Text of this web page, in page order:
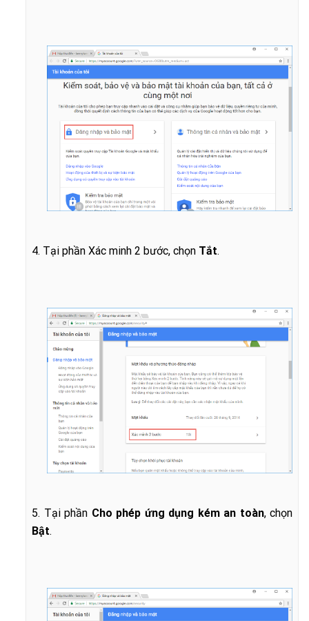
4. Tại phần Xác minh 2 bước, chọn Tắt.
5. Tại phần Cho phép ứng dụng kém an toàn, chọn
Bật.